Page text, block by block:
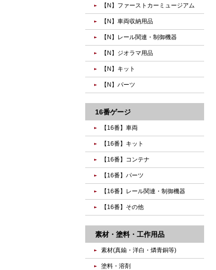
【N】ファーストカーミュージアム
【N】車両収納用品
【N】レール関連・制御機器
【N】ジオラマ用品
【N】キット
【N】パーツ
16番ゲージ
【16番】車両
【16番】キット
【16番】コンテナ
【16番】パーツ
【16番】レール関連・制御機器
【16番】その他
素材・塗料・工作用品
素材(真鍮・洋白・燐青銅等)
塗料・溶剤